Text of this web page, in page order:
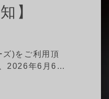
】
)をご利用頂
2026年6月6…